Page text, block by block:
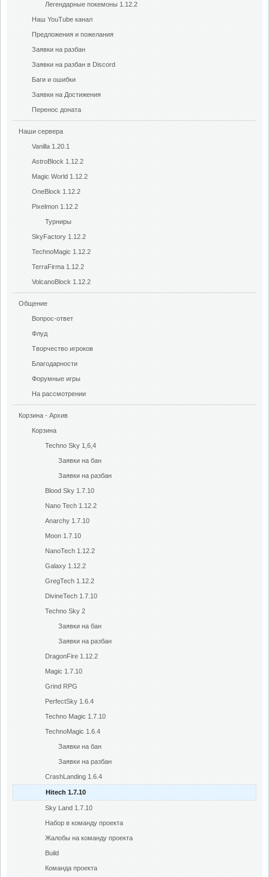
Легендарные покемоны 1.12.2
Наш YouTube канал
Предложения и пожелания
Заявки на разбан
Заявки на разбан в Discord
Баги и ошибки
Заявки на Достижения
Перенос доната
Наши сервера
Vanilla 1.20.1
AstroBlock 1.12.2
Magic World 1.12.2
OneBlock 1.12.2
Pixelmon 1.12.2
Турниры
SkyFactory 1.12.2
TechnoMagic 1.12.2
TerraFirma 1.12.2
VolcanoBlock 1.12.2
Общение
Вопрос-ответ
Флуд
Творчество игроков
Благодарности
Форумные игры
На рассмотрении
Корзина - Архив
Корзина
Techno Sky 1,6,4
Заявки на бан
Заявки на разбан
Blood Sky 1.7.10
Nano Tech 1.12.2
Anarchy 1.7.10
Moon 1.7.10
NanoTech 1.12.2
Galaxy 1.12.2
GregTech 1.12.2
DivineTech 1.7.10
Techno Sky 2
Заявки на бан
Заявки на разбан
DragonFire 1.12.2
Magic 1.7.10
Grind RPG
PerfectSky 1.6.4
Techno Magic 1.7.10
TechnoMagic 1.6.4
Заявки на бан
Заявки на разбан
CrashLanding 1.6.4
Hitech 1.7.10
Sky Land 1.7.10
Набор в команду проекта
Жалобы на команду проекта
Build
Команда проекта